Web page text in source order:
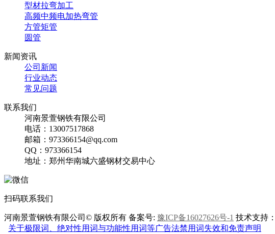
型材拉弯加工
高频中频电加热弯管
方管矩管
圆管
新闻资讯
公司新闻
行业动态
常见问题
联系我们
河南景萱钢铁有限公司
电话：13007517868
邮箱：973366154@qq.com
QQ：973366154
地址：郑州华南城六盛钢材交易中心
扫码联系我们
河南景萱钢铁有限公司© 版权所有 备案号: 豫ICP备16027626号-1 技术支持：
关于极限词、绝对性用词与功能性用词等广告法禁用词失效和免责声明